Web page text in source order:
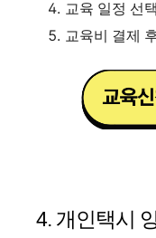
교육 일정 선
교육비 결제
4. 개인택시